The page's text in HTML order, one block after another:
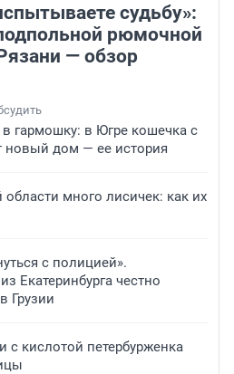
судьбу»:
рюмочной
— обзор
гармошку: в Югре кошечка с
новый дом — ее история
области много лисичек: как их
с полицией».
Екатеринбурга честно
Грузии
кислотой петербурженка